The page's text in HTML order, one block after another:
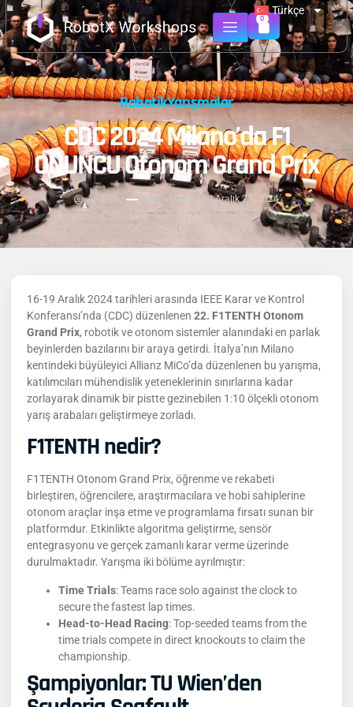
Türkçe
0
RobotikYarışmalar
CDC 2024 Milano’da F1
ONUNCU Otonom Grand Prix
Andrew Published on Aralık 23, 2024
16-19 Aralık 2024 tarihleri arasında IEEE Karar ve Kontrol
Konferansı’nda (CDC) düzenlenen 22. F1TENTH Otonom
Grand Prix, robotik ve otonom sistemler alanındaki en parlak
beyinlerden bazılarını bir araya getirdi. İtalya’nın Milano
kentindeki büyüleyici Allianz MiCo’da düzenlenen bu yarışma,
katılımcıları mühendislik yeteneklerinin sınırlarına kadar
zorlayarak dinamik bir pistte gezinebilen 1:10 ölçekli otonom
yarış arabaları geliştirmeye zorladı.
F1TENTH nedir?
F1TENTH Otonom Grand Prix, öğrenme ve rekabeti
birleştiren, öğrencilere, araştırmacılara ve hobi sahiplerine
otonom araçlar inşa etme ve programlama fırsatı sunan bir
platformdur. Etkinlikte algoritma geliştirme, sensör
entegrasyonu ve gerçek zamanlı karar verme üzerinde
durulmaktadır. Yarışma iki bölüme ayrılmıştır:
Time Trials: Teams race solo against the clock to
secure the fastest lap times.
Head-to-Head Racing: Top-seeded teams from the
time trials compete in direct knockouts to claim the
championship.
Şampiyonlar: TU Wien’den